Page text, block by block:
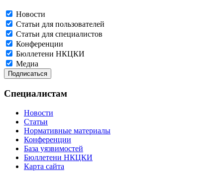
Новости
Статьи для пользователей
Статьи для специалистов
Конференции
Бюллетени НКЦКИ
Медиа
Специалистам
Новости
Статьи
Нормативные материалы
Конференции
База уязвимостей
Бюллетени НКЦКИ
Карта сайта